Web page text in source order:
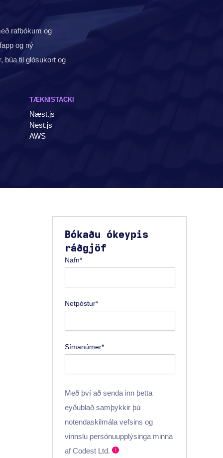
rafbókum og
og ný
búa til glósukort og
TÆKNISTACKI
Næst.js
Nest.js
AWS
Bókaðu ókeypis
ráðgjöf
Nafn*
Netpóstur*
Símanúmer*
Með því að senda inn þetta
eyðublað samþykkir þú
notendaskilmála vefsins og
vinnslu persónuupplýsinga minna
af Codest Ltd.